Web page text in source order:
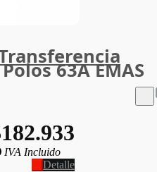
63A EMAS
IVA Incluido
Detalle